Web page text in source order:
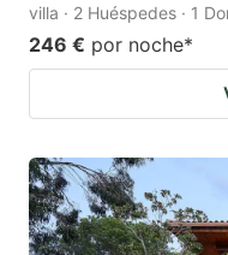
villa · 2 Huéspedes · 1
246 € por noche*